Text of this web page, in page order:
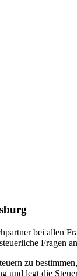
bei allen
Fragen
zu
und legt die